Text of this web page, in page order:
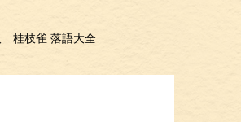
桂枝雀 落語大全